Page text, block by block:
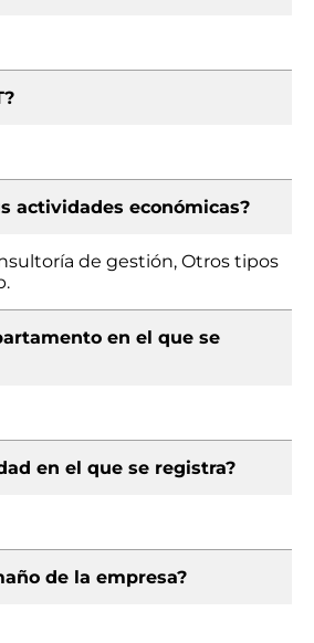
actividades económicas?
de gestión, Otros tipos
en el que se
en el que se registra?
de la empresa?